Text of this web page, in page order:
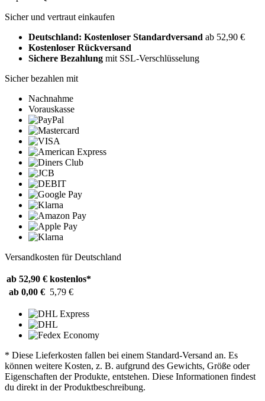
Sicher und vertraut einkaufen
Deutschland: Kostenloser Standardversand ab 52,90 €
Kostenloser Rückversand
Sichere Bezahlung mit SSL-Verschlüsselung
Sicher bezahlen mit
Nachnahme
Vorauskasse
Versandkosten für Deutschland
ab 52,90 € kostenlos*
ab 0,00 € 5,79 €
* Diese Lieferkosten fallen bei einem Standard-Versand an. Es
können weitere Kosten, z. B. aufgrund des Gewichts, Größe oder
Eigenschaften der Produkte, entstehen. Diese Informationen findest
du direkt in der Produktbeschreibung.